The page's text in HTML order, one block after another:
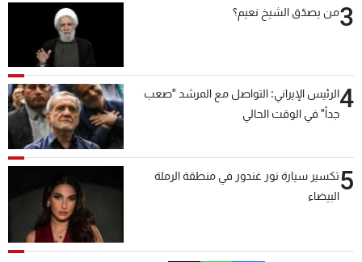
3من يصدّق الشيخ نعيم؟
4الرئيس الإيراني: التواصل مع المرشد "صعب
جداً" في الوقت الحالي
5تكسير سيارة نور غندور في منطقة الرملة
البيضاء